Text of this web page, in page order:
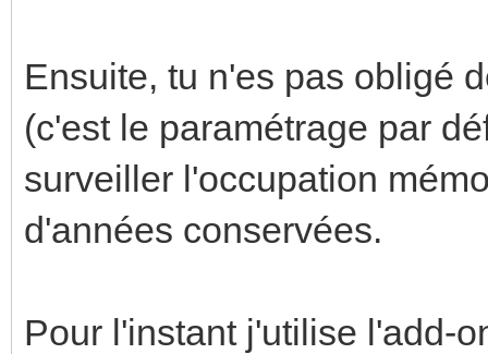
Ensuite, tu n'es pas obligé
(c'est le paramétrage par
surveiller l'occupation
d'années conservées.
Pour l'instant j'utilise l'add-